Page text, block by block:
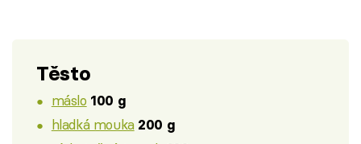
Těsto
máslo 100 g
hladká mouka 200 g